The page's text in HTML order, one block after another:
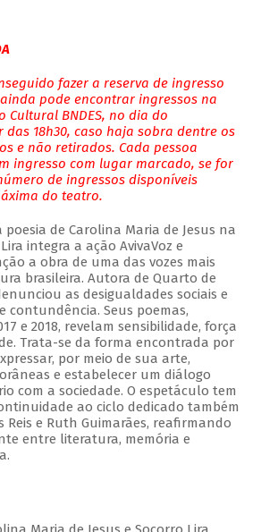
fazer a reserva de ingresso
pode encontrar ingressos na
Cultural BNDES, no dia do
18h30, caso haja sobra dentre os
e não retirados. Cada pessoa
ingresso com lugar marcado, se for
de ingressos disponíveis
do teatro.
poesia de Carolina Maria de Jesus na
integra a ação AvivaVoz e
a obra de uma das vozes mais
brasileira. Autora de Quarto de
as desigualdades sociais e
contundência. Seus poemas,
e 2018, revelam sensibilidade, força
Trata-se da forma encontrada por
por meio de sua arte,
e estabelecer um diálogo
com a sociedade. O espetáculo tem
ao ciclo dedicado também
Reis e Ruth Guimarães, reafirmando
entre literatura, memória e